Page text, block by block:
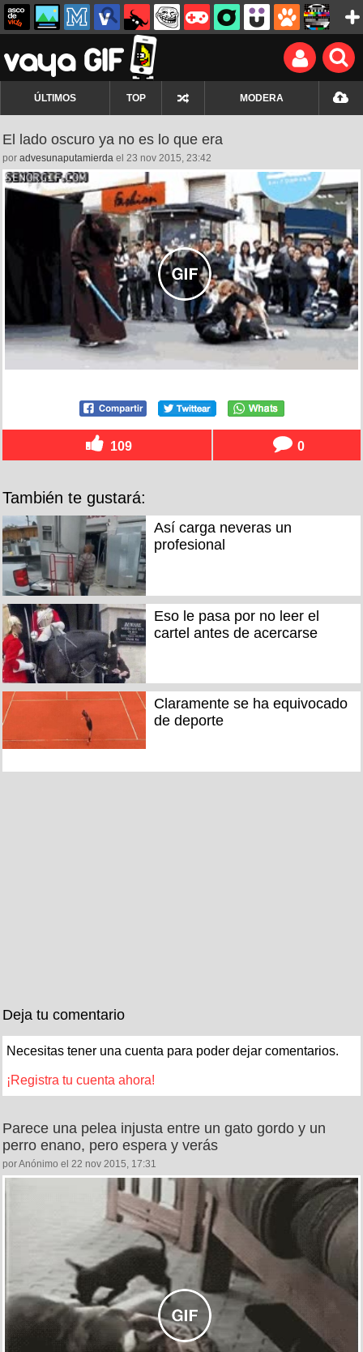
ÚLTIMOS TOP MODERA
El lado oscuro ya no es lo que era
por advesunaputamierda el 23 nov 2015, 23:42
109 0
También te gustará:
Así carga neveras un
profesional
Eso le pasa por no leer el
cartel antes de acercarse
Claramente se ha equivocado
de deporte
Deja tu comentario
Necesitas tener una cuenta para poder dejar comentarios.
¡Registra tu cuenta ahora!
Parece una pelea injusta entre un gato gordo y un
perro enano, pero espera y verás
por Anónimo el 22 nov 2015, 17:31